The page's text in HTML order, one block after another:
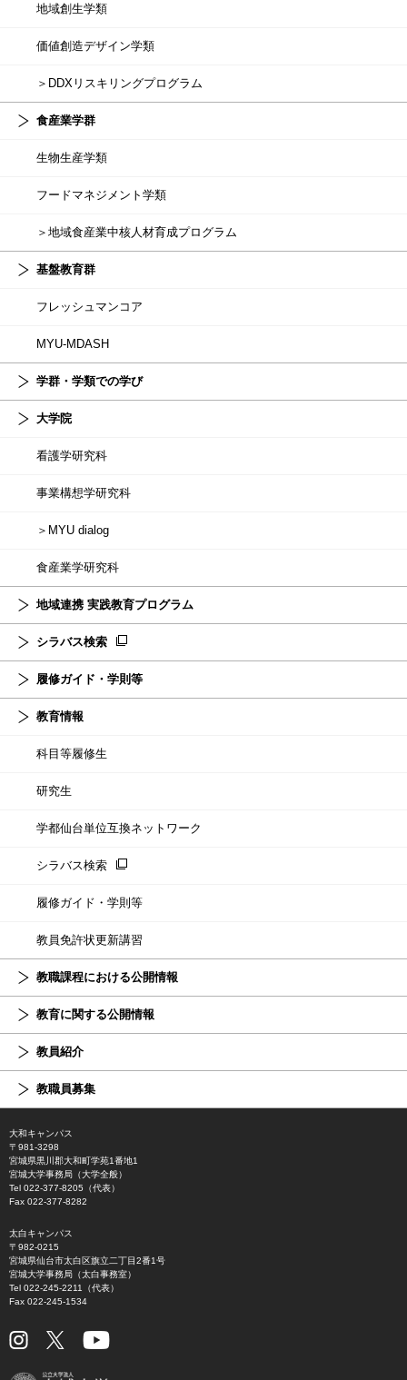
地域創生学類
価値創造デザイン学類
＞DDXリスキリングプログラム
食産業学群
生物生産学類
フードマネジメント学類
＞地域食産業中核人材育成プログラム
基盤教育群
フレッシュマンコア
MYU-MDASH
学群・学類での学び
大学院
看護学研究科
事業構想学研究科
＞MYU dialog
食産業学研究科
地域連携 実践教育プログラム
シラバス検索
履修ガイド・学則等
教育情報
科目等履修生
研究生
学都仙台単位互換ネットワーク
シラバス検索
履修ガイド・学則等
教員免許状更新講習
教職課程における公開情報
教育に関する公開情報
教員紹介
教職員募集
大和キャンパス
〒981-3298
宮城県黒川郡大和町学苑1番地1
宮城大学事務局（大学全般）
Tel 022-377-8205（代表）
Fax 022-377-8282
太白キャンパス
〒982-0215
宮城県仙台市太白区旗立二丁目2番1号
宮城大学事務局（太白事務室）
Tel 022-245-2211（代表）
Fax 022-245-1534